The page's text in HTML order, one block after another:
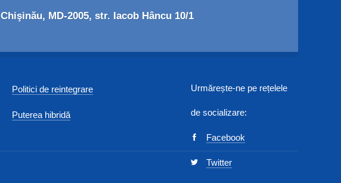
Chişinău, MD-2005, str. Iacob Hâncu 10/1
Politici de reintegrare
Puterea hibridă
Urmărește-ne pe rețelele
de socializare:
Facebook
Twitter